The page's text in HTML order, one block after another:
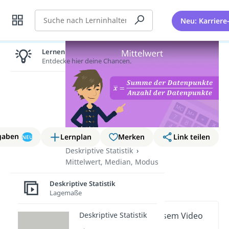
Suche Neu:
NEU Lernplan Merken
Link teilen
Deskriptive Statistik
Mittelwert, Median, Modus
Mittelwert
Wichtige Inhalte in diesem Video
Lernen lohnt sich!
Entdecke hier deine Chancen.
Deskriptive Statistik
Lagemaße
Deskriptive Statistik